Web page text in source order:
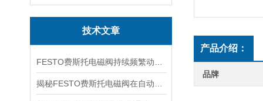
技术文章
产品介绍：
品牌